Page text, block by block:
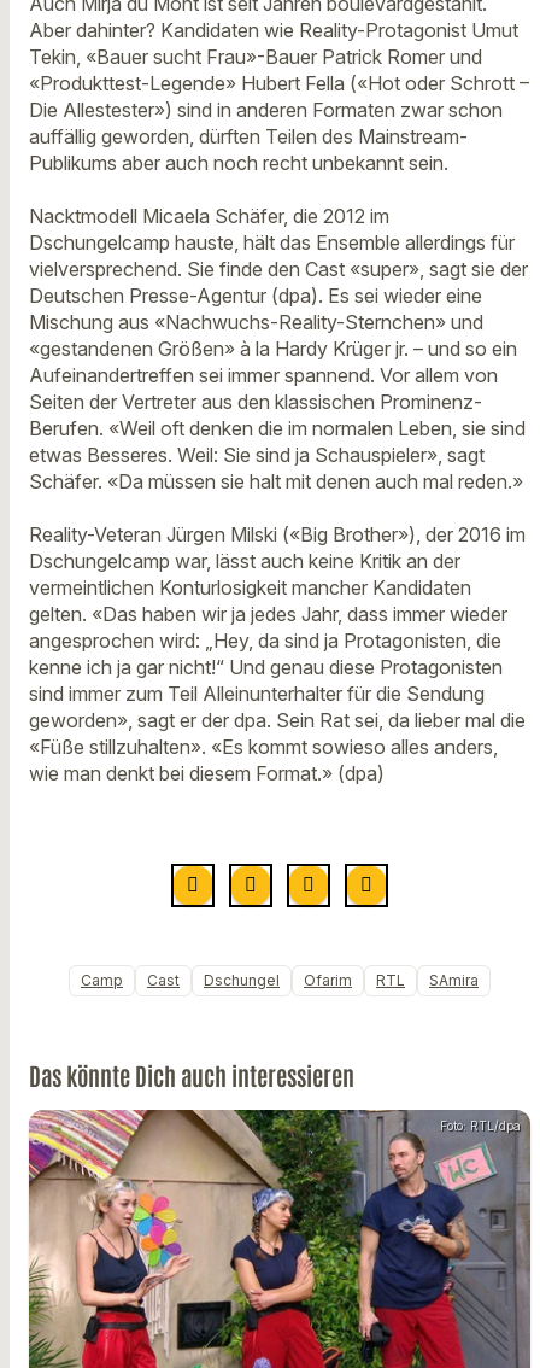
Aber dahinter? Kandidaten wie Reality-Protagonist Umut
Tekin, «Bauer sucht Frau»-Bauer Patrick Romer und
«Produkttest-Legende» Hubert Fella («Hot oder Schrott –
Die Allestester») sind in anderen Formaten zwar schon
auffällig geworden, dürften Teilen des Mainstream-
Publikums aber auch noch recht unbekannt sein.
Nacktmodell Micaela Schäfer, die 2012 im
Dschungelcamp hauste, hält das Ensemble allerdings für
vielversprechend. Sie finde den Cast «super», sagt sie der
Deutschen Presse-Agentur (dpa). Es sei wieder eine
Mischung aus «Nachwuchs-Reality-Sternchen» und
«gestandenen Größen» à la Hardy Krüger jr. – und so ein
Aufeinandertreffen sei immer spannend. Vor allem von
Seiten der Vertreter aus den klassischen Prominenz-
Berufen. «Weil oft denken die im normalen Leben, sie sind
etwas Besseres. Weil: Sie sind ja Schauspieler», sagt
Schäfer. «Da müssen sie halt mit denen auch mal reden.»
Reality-Veteran Jürgen Milski («Big Brother»), der 2016 im
Dschungelcamp war, lässt auch keine Kritik an der
vermeintlichen Konturlosigkeit mancher Kandidaten
gelten. «Das haben wir ja jedes Jahr, dass immer wieder
angesprochen wird: „Hey, da sind ja Protagonisten, die
kenne ich ja gar nicht!“ Und genau diese Protagonisten
sind immer zum Teil Alleinunterhalter für die Sendung
geworden», sagt er der dpa. Sein Rat sei, da lieber mal die
«Füße stillzuhalten». «Es kommt sowieso alles anders,
wie man denkt bei diesem Format.» (dpa)
Camp Cast Dschungel Ofarim RTL SAmira
Das könnte Dich auch interessieren
Foto: RTL/dpa